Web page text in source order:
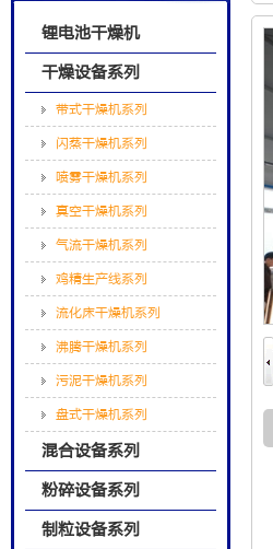
锂电池干燥机
干燥设备系列
带式干燥机系列
闪蒸干燥机系列
喷雾干燥机系列
真空干燥机系列
气流干燥机系列
鸡精生产线系列
流化床干燥机系列
沸腾干燥机系列
污泥干燥机系列
盘式干燥机系列
混合设备系列
粉碎设备系列
制粒设备系列